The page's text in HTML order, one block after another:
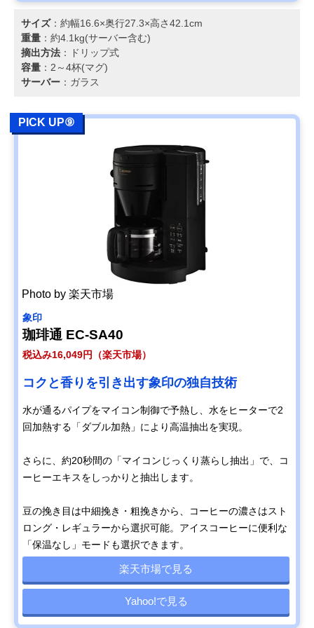
サイズ：約幅16.6×奥行27.3×高さ42.1cm
重量 ：約4.1kg(サーバー含む)
摘出方法 ：ドリップ式
容量 ：2～4杯(マグ)
サーバー ：ガラス
PICK UP⑨
Photo by 楽天市場
象印
珈琲通 EC-SA40
税込み16,049円（楽天市場）
コクと香りを引き出す象印の独自技術
水が通るパイプをマイコン制御で予熱し、水をヒーターで2
回加熱する「ダブル加熱」により高温抽出を実現。
さらに、約20秒間の「マイコンじっくり蒸らし抽出」で、コ
ーヒーエキスをしっかりと抽出します。
豆の挽き目は中細挽き・粗挽きから、コーヒーの濃さはスト
ロング・レギュラーから選択可能。アイスコーヒーに便利な
「保温なし」モードも選択できます。
楽天市場で見る
Yahoo!で見る